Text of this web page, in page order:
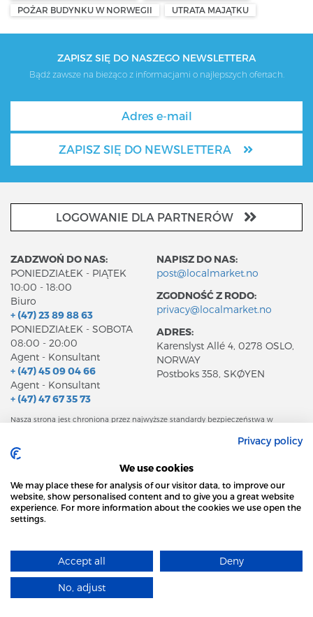
POŻAR BUDYNKU W NORWEGII
UTRATA MAJĄTKU
ZAPISZ SIĘ DO NASZEGO NEWSLETTERA
Bądź zawsze na bieżąco z informacjami o najlepszych ofertach.
ZAPISZ SIĘ DO NEWSLETTERA
LOGOWANIE DLA PARTNERÓW
ZADZWOŃ DO NAS:
PONIEDZIAŁEK - PIĄTEK
10:00 - 18:00
Biuro
+ (47) 23 89 88 63
PONIEDZIAŁEK - SOBOTA
08:00 - 20:00
Agent - Konsultant
+ (47) 45 09 04 66
Agent - Konsultant
+ (47) 47 67 35 73
NAPISZ DO NAS:
post@localmarket.no
ZGODNOŚĆ Z RODO:
privacy@localmarket.no
ADRES:
Karenslyst Allé 4, 0278 OSLO,
NORWAY
Postboks 358, SKØYEN
Nasza strona jest chroniona przez najwyższe standardy bezpieczeństwa w
O SERWISIE
REGULAMIN
STRONA LOCAL MARKET WYKORZYSTUJE PLIKI
DOWIEDZ SIĘ WIĘCEJ
Privacy policy
We use cookies
We may place these for analysis of our visitor data, to improve our
website, show personalised content and to give you a great website
experience. For more information about the cookies we use open the
settings.
Accept all Deny
No, adjust